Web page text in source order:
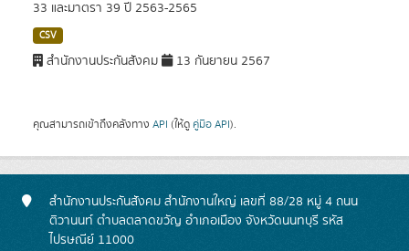
33 และมาตรา 39 ปี 2563-2565
CSV
สำนักงานประกันสังคม 13 กันยายน 2567
คุณสามารถเข้าถึงคลังทาง API (ให้ดู คู่มือ API).
สำนักงานประกันสังคม สำนักงานใหญ่ เลขที่ 88/28 หมู่ 4 ถนน
ติวานนท์ ตำบลตลาดขวัญ อำเภอเมือง จังหวัดนนทบุรี รหัส
ไปรษณีย์ 11000